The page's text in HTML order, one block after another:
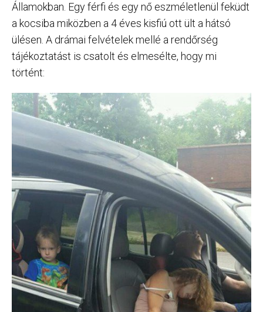
Államokban. Egy férfi és egy nő eszméletlenül feküdt
a kocsiba miközben a 4 éves kisfiú ott ült a hátsó
ülésen. A drámai felvételek mellé a rendőrség
tájékoztatást is csatolt és elmesélte, hogy mi
történt: